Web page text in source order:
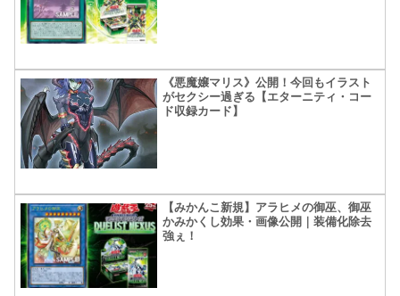
《悪魔嬢マリス》公開！今回もイラスト
がセクシー過ぎる【エターニティ・コー
ド収録カード】
【みかんこ新規】アラヒメの御巫、御巫
かみかくし効果・画像公開｜装備化除去
強ぇ！